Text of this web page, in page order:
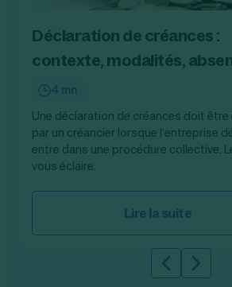
Déclaration de créances :
contexte, modalités,
4 mn
Une déclaration de créances doit être
par un créancier lorsque l’entreprise
entre dans une procédure collective.
vous éclaire.
Lire la suite
SlideSlide